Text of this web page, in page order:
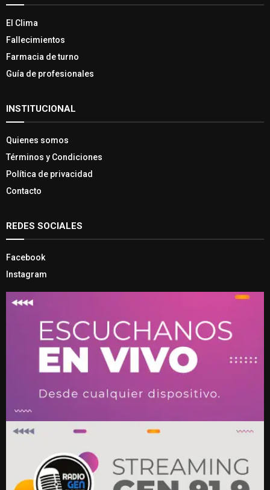
El Clima
Fallecimientos
Farmacia de turno
Guía de profesionales
INSTITUCIONAL
Quienes somos
Términos y Condiciones
Política de privacidad
Contacto
REDES SOCIALES
Facebook
Instagram